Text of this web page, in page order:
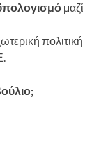
μαζί
πολιτική